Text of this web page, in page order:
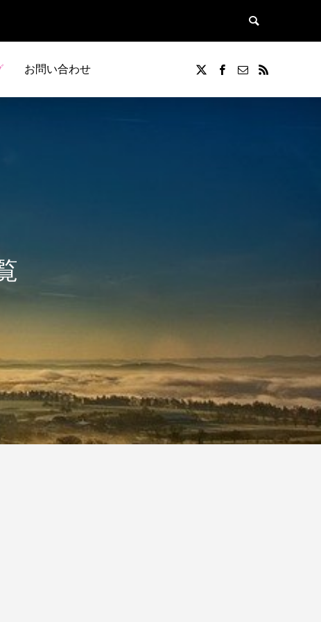
お問い合わせ